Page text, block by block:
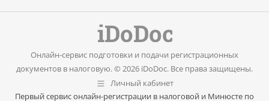
Онлайн-сервис подготовки и подачи регистрационных
документов в налоговую. © 2026 iDoDoc. Все права защищены.
Личный кабинет
Первый сервис онлайн-регистрации в налоговой и Минюсте по